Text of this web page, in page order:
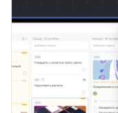
Аналитика
ГОТОВЫЕ РЕШЕНИЯ С